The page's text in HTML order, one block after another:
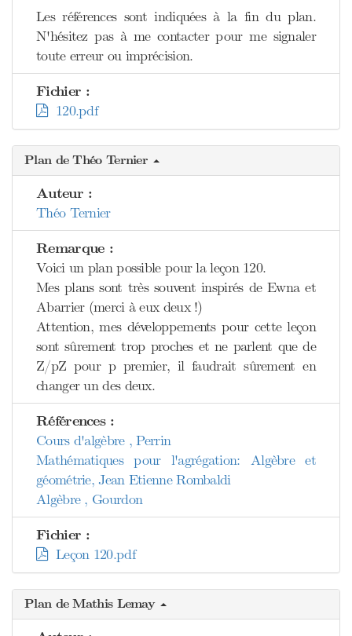
Les références sont indiquées à la fin du plan.
N'hésitez pas à me contacter pour me signaler
toute erreur ou imprécision.
Fichier :
120.pdf
Plan de Théo Ternier
Auteur :
Théo Ternier
Remarque :
Voici un plan possible pour la leçon 120.
Mes plans sont très souvent inspirés de Ewna et
Abarrier (merci à eux deux !)
Attention, mes développements pour cette leçon
sont sûrement trop proches et ne parlent que de
Z/pZ pour p premier, il faudrait sûrement en
changer un des deux.
Références :
Cours d'algèbre , Perrin
Mathématiques pour l'agrégation: Algèbre et
géométrie, Jean Etienne Rombaldi
Algèbre , Gourdon
Fichier :
Leçon 120.pdf
Plan de Mathis Lemay